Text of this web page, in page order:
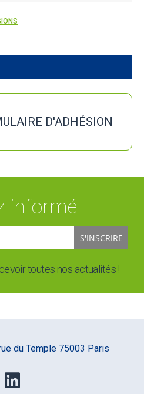
D'ADHÉSION
informé
S'INSCRIRE
toutes nos actualités !
du Temple 75003 Paris